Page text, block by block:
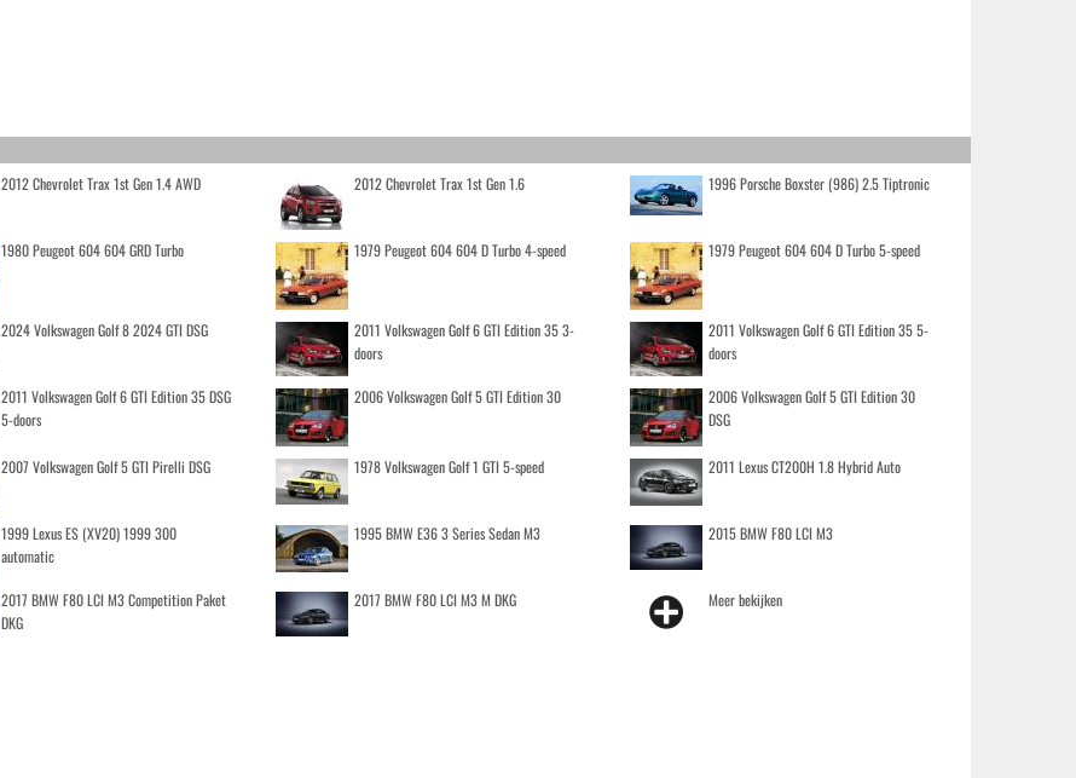
2012 Chevrolet Trax 1st Gen 1.4 AWD 2012 Chevrolet Trax 1st Gen 1.6 1996 Porsche Boxster (986) 2.5 Tiptronic
1980 Peugeot 604 604 GRD Turbo 1979 Peugeot 604 604 D Turbo 4-speed 1979 Peugeot 604 604 D Turbo 5-speed
2024 Volkswagen Golf 8 2024 GTI DSG
2011 Volkswagen Golf 6 GTI Edition 35 3-
doors
2011 Volkswagen Golf 6 GTI Edition 35 5-
doors
2011 Volkswagen Golf 6 GTI Edition 35 DSG
5-doors
2006 Volkswagen Golf 5 GTI Edition 30
2006 Volkswagen Golf 5 GTI Edition 30
DSG
2007 Volkswagen Golf 5 GTI Pirelli DSG 1978 Volkswagen Golf 1 GTI 5-speed 2011 Lexus CT200H 1.8 Hybrid Auto
1999 Lexus ES (XV20) 1999 300
automatic
1995 BMW E36 3 Series Sedan M3 2015 BMW F80 LCI M3
2017 BMW F80 LCI M3 Competition Paket
DKG
2017 BMW F80 LCI M3 M DKG Meer bekijken